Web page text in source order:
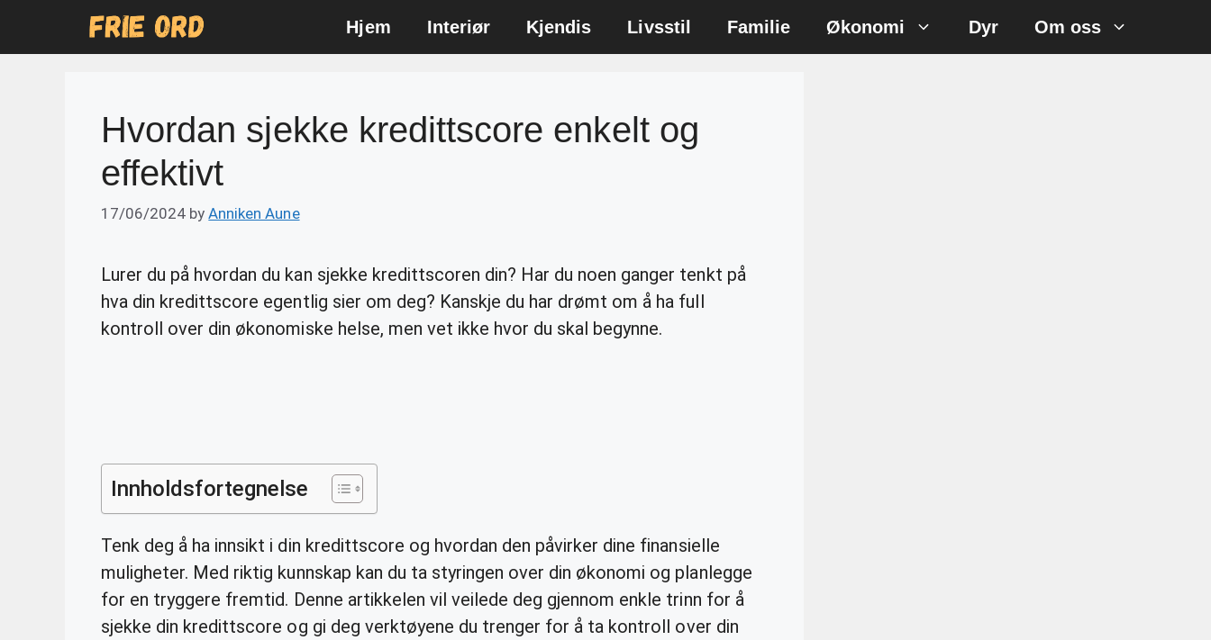
Hjem Interiør Kjendis Livsstil Familie Økonomi Dyr Om oss
Hvordan sjekke kredittscore enkelt og
effektivt
17/06/2024 byAnniken Aune
Lurer du på hvordan du kan sjekke kredittscoren din? Har du noen ganger tenkt på
hva din kredittscore egentlig sier om deg? Kanskje du har drømt om å ha full
kontroll over din økonomiske helse, men vet ikke hvor du skal begynne.
Innholdsfortegnelse
Tenk deg å ha innsikt i din kredittscore og hvordan den påvirker dine finansielle
muligheter. Med riktig kunnskap kan du ta styringen over din økonomi og planlegge
for en tryggere fremtid. Denne artikkelen vil veilede deg gjennom enkle trinn for å
sjekke din kredittscore og gi deg verktøyene du trenger for å ta kontroll over din